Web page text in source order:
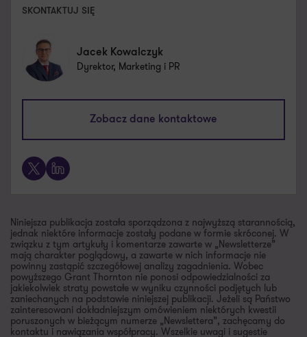
SKONTAKTUJ SIĘ
Jacek Kowalczyk
Dyrektor, Marketing i PR
Zobacz dane kontaktowe
X LinkedIn
Niniejsza publikacja została sporządzona z najwyższą starannością,
jednak niektóre informacje zostały podane w formie skróconej. W
związku z tym artykuły i komentarze zawarte w „Newsletterze”
mają charakter poglądowy, a zawarte w nich informacje nie
powinny zastąpić szczegółowej analizy zagadnienia. Wobec
powyższego Grant Thornton nie ponosi odpowiedzialności za
jakiekolwiek straty powstałe w wyniku czynności podjętych lub
zaniechanych na podstawie niniejszej publikacji. Jeżeli są Państwo
zainteresowani dokładniejszym omówieniem niektórych kwestii
poruszonych w bieżącym numerze „Newslettera”, zachęcamy do
kontaktu i nawiązania współpracy. Wszelkie uwagi i sugestie